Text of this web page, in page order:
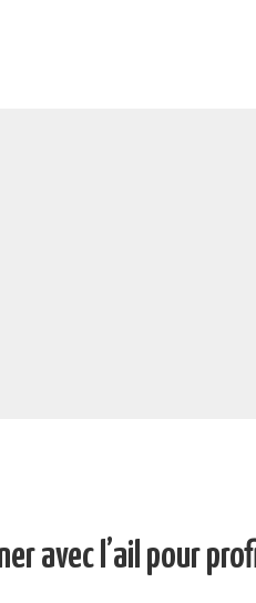
avec l’ail pour